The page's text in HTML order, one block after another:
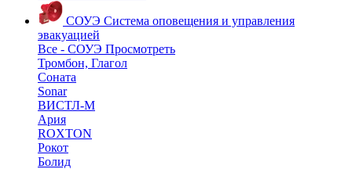
СОУЭ Система оповещения и управления
эвакуацией
Все - СОУЭ Просмотреть
Тромбон, Глагол
Соната
Sonar
ВИСТЛ-М
Ария
ROXTON
Рокот
Болид